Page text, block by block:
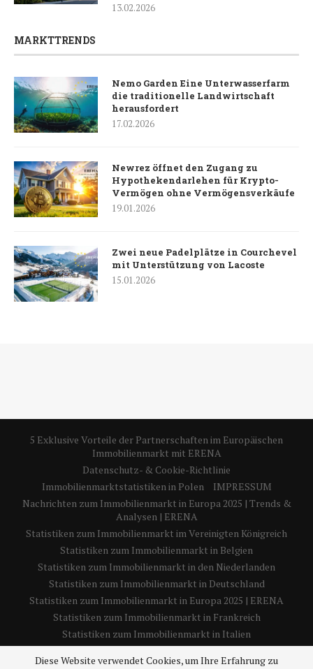
13.02.2026
MARKTTRENDS
Nemo Garden Eine Unterwasserfarm
die traditionelle Landwirtschaft
herausfordert
17.02.2026
Newrez öffnet den Zugang zu
Hypothekendarlehen für Krypto-
Vermögen ohne Vermögensverkäufe
19.01.2026
Zwei neue Padelplätze in Courchevel
mit Unterstützung von Lacoste
15.01.2026
5 Exklusive Vorteile der Partnerschaften im Europäischen
Immobilienmarkt mit ERENA
Datenschutz- & Cookie-Richtlinie
Immobilienmarktstatistiken in Polen
IMPRESSUM
Nachrichten zum Immobilienmarkt in Europa 2025 | Trends &
Analysen | ERENA
Statistiken zum Immobilienmarkt im Vereinigten Königreich
Statistiken zum Immobilienmarkt in Belgien
Statistiken zum Immobilienmarkt in den Niederlanden
Statistiken zum Immobilienmarkt in Deutschland
Statistiken zum Immobilienmarkt in Europa 2025 | ERENA
Statistiken zum Immobilienmarkt in Frankreich
Statistiken zum Immobilienmarkt in Italien
Diese Website verwendet Cookies, um Ihre Erfahrung zu